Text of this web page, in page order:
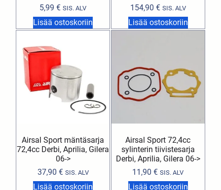
5,99€ SIS. ALV
Lisää ostoskoriin
154,90 € SIS. ALV
Lisää ostoskoriin
Airsal Sport mäntäsarja
72,4cc Derbi, Aprilia, Gilera
06->
37,90 € SIS. ALV
Lisää ostoskoriin
Airsal Sport 72,4cc
sylinterin tiivistesarja
Derbi, Aprilia, Gilera 06->
11,90€ SIS. ALV
Lisää ostoskoriin